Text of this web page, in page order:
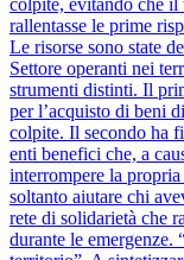
colpite, evitando che il
rallentasse le prime
Le risorse sono state
Settore operanti nei
strumenti distinti. Il
per l’acquisto di beni
colpite. Il secondo ha
enti benefici che, a
interrompere la
soltanto aiutare chi
rete di solidarietà che
durante le emergenze.